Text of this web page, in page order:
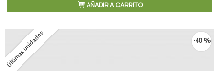
AÑADIR A CARRITO
Últimas unidades -40 %